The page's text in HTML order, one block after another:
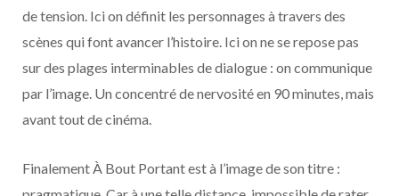
de tension. Ici on définit les personnages à travers des
scènes qui font avancer l’histoire. Ici on ne se repose pas
sur des plages interminables de dialogue : on communique
par l’image. Un concentré de nervosité en 90 minutes, mais
avant tout de cinéma.
Finalement À Bout Portant est à l’image de son titre :